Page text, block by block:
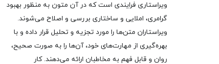
ویراستاری فرایندی است که در آن متون به منظور بهبود
گرامری، املایی و ساختاری بررسی و اصلاح می‌شوند.
ویراستاران متن‌ها را مورد تجزیه و تحلیل قرار داده و با
بهره‌گیری از مهارت‌های خود، آن‌ها را به صورت صحیح،
روان و قابل فهم به مخاطبان ارائه می‌دهند. کار